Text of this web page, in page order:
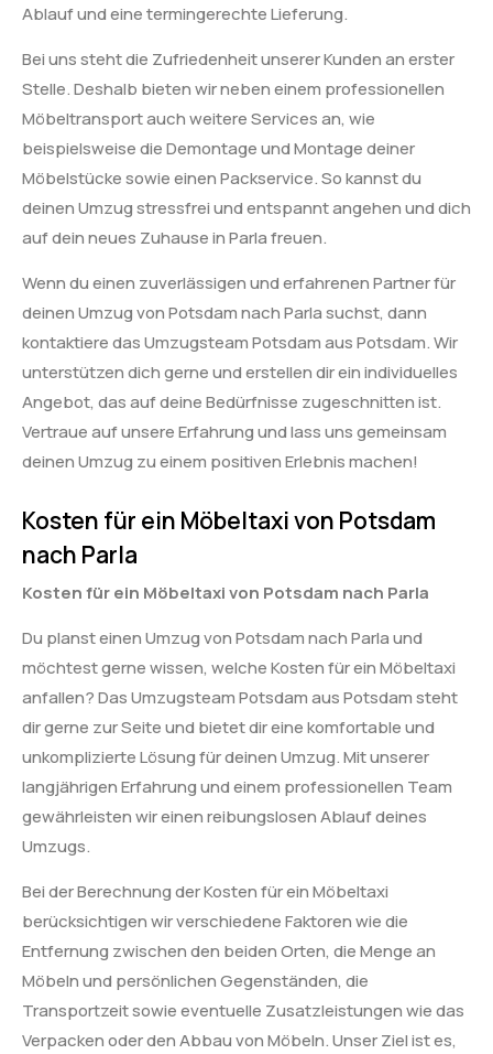
Ablauf und eine termingerechte Lieferung.
Bei uns steht die Zufriedenheit unserer Kunden an erster
Stelle. Deshalb bieten wir neben einem professionellen
Möbeltransport auch weitere Services an, wie
beispielsweise die Demontage und Montage deiner
Möbelstücke sowie einen Packservice. So kannst du
deinen Umzug stressfrei und entspannt angehen und dich
auf dein neues Zuhause in Parla freuen.
Wenn du einen zuverlässigen und erfahrenen Partner für
deinen Umzug von Potsdam nach Parla suchst, dann
kontaktiere das Umzugsteam Potsdam aus Potsdam. Wir
unterstützen dich gerne und erstellen dir ein individuelles
Angebot, das auf deine Bedürfnisse zugeschnitten ist.
Vertraue auf unsere Erfahrung und lass uns gemeinsam
deinen Umzug zu einem positiven Erlebnis machen!
Kosten für ein Möbeltaxi von Potsdam
nach Parla
Kosten für ein Möbeltaxi von Potsdam nach Parla
Du planst einen Umzug von Potsdam nach Parla und
möchtest gerne wissen, welche Kosten für ein Möbeltaxi
anfallen? Das Umzugsteam Potsdam aus Potsdam steht
dir gerne zur Seite und bietet dir eine komfortable und
unkomplizierte Lösung für deinen Umzug. Mit unserer
langjährigen Erfahrung und einem professionellen Team
gewährleisten wir einen reibungslosen Ablauf deines
Umzugs.
Bei der Berechnung der Kosten für ein Möbeltaxi
berücksichtigen wir verschiedene Faktoren wie die
Entfernung zwischen den beiden Orten, die Menge an
Möbeln und persönlichen Gegenständen, die
Transportzeit sowie eventuelle Zusatzleistungen wie das
Verpacken oder den Abbau von Möbeln. Unser Ziel ist es,